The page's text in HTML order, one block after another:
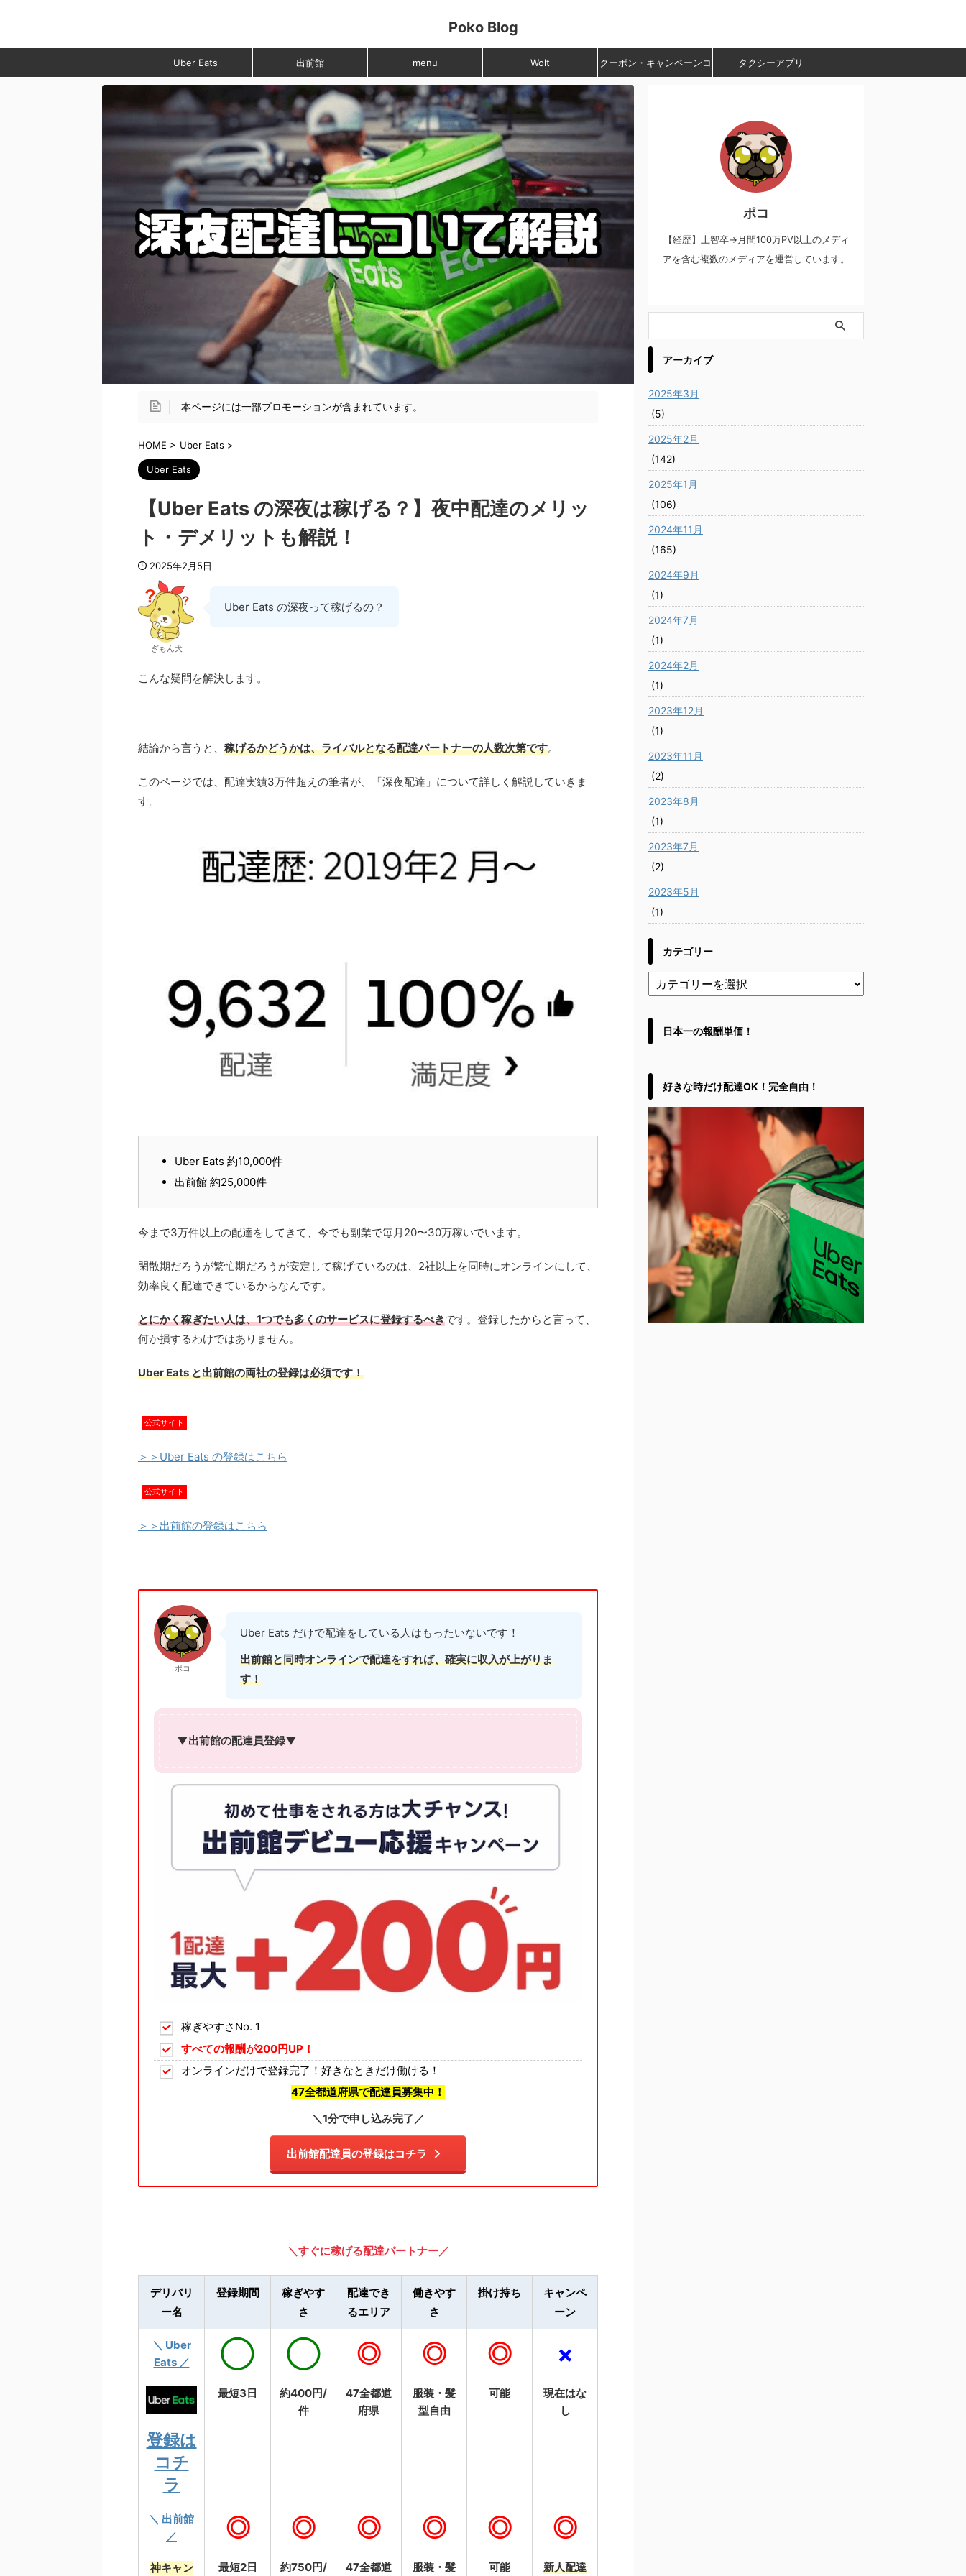
Poko Blog
Uber Eats 出前館 menu Wolt クーポン・キャンペーンコ タクシーアプリ
本ページには一部プロモーションが含まれています。
HOME > Uber Eats >
Uber Eats
【Uber Eats の深夜は稼げる？】夜中配達のメリッ
ト・デメリットも解説！
2025年2月5日
ぎもん犬
Uber Eats の深夜って稼げるの？
こんな疑問を解決します。
結論から言うと、 稼げるかどうかは、ライバルとなる配達パートナーの人数次第です。
このページでは、配達実績3万件超えの筆者が、「深夜配達」について詳しく解説していきま
す。
Uber Eats 約10,000件
出前館 約25,000件
今まで3万件以上の配達をしてきて、今でも副業で毎月20〜30万稼いでいます。
閑散期だろうが繁忙期だろうが安定して稼げているのは、2社以上を同時にオンラインにして、
効率良く配達できているからなんです。
とにかく稼ぎたい人は、1つでも多くのサービスに登録するべきです。登録したからと言って、
何か損するわけではありません。
Uber Eats と出前館の両社の登録は必須です！
公式サイト
＞＞Uber Eats の登録はこちら
公式サイト
＞＞出前館の登録はこちら
ポコ
Uber Eats だけで配達をしている人はもったいないです！
出前館と同時オンラインで配達をすれば、確実に収入が上がりま
す！
▼出前館の配達員登録▼
稼ぎやすさNo. 1
すべての報酬が200円UP！
オンラインだけで登録完了！好きなときだけ働ける！
47全都道府県で配達員募集中！
＼1分で申し込み完了／
出前館配達員の登録はコチラ
＼すぐに稼げる配達パートナー／
デリバリ
ー名
登録期間
稼ぎやす
さ
配達でき
るエリア
働きやす
さ
掛け持ち
キャンペ
ーン
＼ Uber
Eats ／
登録は
コチ
ラ
◯
最短3日
◯
約400円/
件
◎
47全都道
府県
◎
服装・髪
型自由
◎
可能
×
現在はな
し
＼ 出前館
／
神キャン
◎
最短2日
◎
約750円/
◎
47全都道
◎
服装・髪
◎
可能
◎
新人配達
ポコ
【経歴】上智卒→月間100万PV以上のメディ
アを含む複数のメディアを運営しています。
アーカイブ
2025年3月
(5)
2025年2月
(142)
2025年1月
(106)
2024年11月
(165)
2024年9月
(1)
2024年7月
(1)
2024年2月
(1)
2023年12月
(1)
2023年11月
(2)
2023年8月
(1)
2023年7月
(2)
2023年5月
(1)
カテゴリー
日本一の報酬単価！
好きな時だけ配達OK！完全自由！